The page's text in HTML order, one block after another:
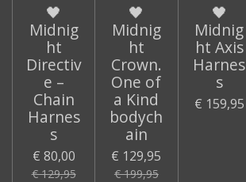
🖤
Midnig
ht
Directiv
e –
Chain
Harnes
s
€ 80,00
€ 129,95
🖤
Midnig
ht
Crown.
One of
a Kind
bodych
ain
€ 129,95
€ 199,95
🖤
Midnig
ht Axis
Harnes
s
€ 159,95